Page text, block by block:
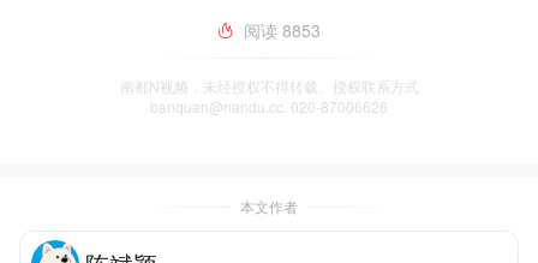
阅读 8853
南都N视频，未经授权不得转载、授权联系方式
banquan@nandu.cc. 020-87006626
本文作者